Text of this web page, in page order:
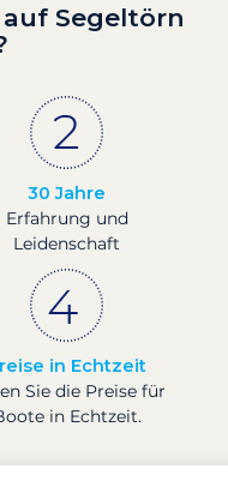
Segeltörn
30 Jahre
Erfahrung und
Leidenschaft
in Echtzeit
Sie die Preise für
in Echtzeit.